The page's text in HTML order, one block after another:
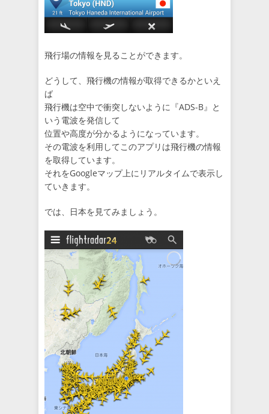
飛行場の情報を見ることができます。
どうして、飛行機の情報が取得できるかといえ
ば
飛行機は空中で衝突しないように『ADS-B』と
いう電波を発信して
位置や高度が分かるようになっています。
その電波を利用してこのアプリは飛行機の情報
を取得しています。
それをGoogleマップ上にリアルタイムで表示し
ていきます。
では、日本を見てみましょう。